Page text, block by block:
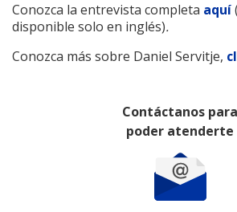
Conozca la entrevista completa aquí
disponible solo en inglés).
Conozca más sobre Daniel Servitje,
Contáctanos para
poder atenderte